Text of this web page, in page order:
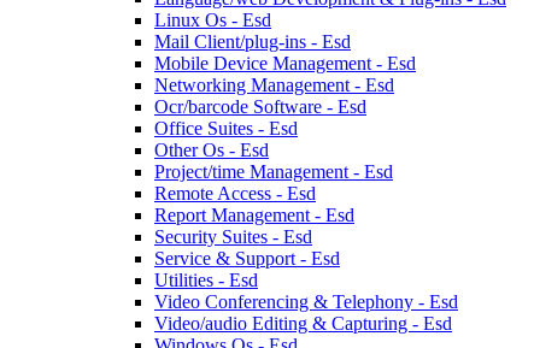
Linux Os - Esd
Mail Client/plug-ins - Esd
Mobile Device Management - Esd
Networking Management - Esd
Ocr/barcode Software - Esd
Office Suites - Esd
Other Os - Esd
Project/time Management - Esd
Remote Access - Esd
Report Management - Esd
Security Suites - Esd
Service & Support - Esd
Utilities - Esd
Video Conferencing & Telephony - Esd
Video/audio Editing & Capturing - Esd